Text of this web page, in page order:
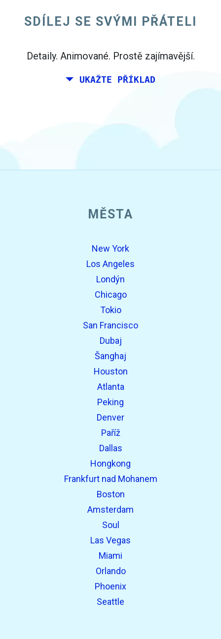
Nicméně, žijete v Madridu, a vaši přátelé žijí
v Dublinu a Berlíně.
SDÍLEJ SE SVÝMI PŘÁTELI
Detaily. Animované. Prostě zajímavější.
UKAŽTE PŘÍKLAD
MĚSTA
New York
Los Angeles
Londýn
Chicago
Tokio
San Francisco
Dubaj
Šanghaj
Houston
Atlanta
Peking
Denver
Paříž
Dallas
Hongkong
Frankfurt nad Mohanem
Boston
Amsterdam
Soul
Las Vegas
Miami
Orlando
Phoenix
Seattle